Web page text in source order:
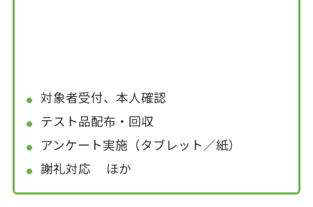
対象者受付、本人確認
テスト品配布・回収
アンケート実施（タブレット／紙）
謝礼対応 ほか